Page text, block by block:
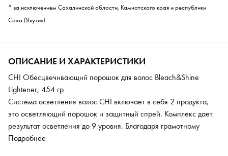
* за исключением Сахалинской области, Камчатского края и республики
Саха (Якутия).
ОПИСАНИЕ И ХАРАКТЕРИСТИКИ
CHI Обесцвечивающий порошок для волос Bleach&Shine
Lightener, 454 гр
Система осветления волос CHI включает в себя 2 продукта,
это осветляющий порошок и защитный спрей. Комплекс дает
результат осветления до 9 уровня. Благодаря грамотному
инновационному подходу к процедуре осветления результат
Подробнее